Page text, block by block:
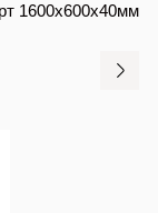
1600х600х40мм